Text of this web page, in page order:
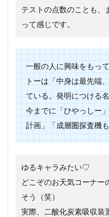
テストの点数のことも、
って感じです。
一般の人に興味をもっ
トーは「中身は最先端
ている。発明につける
今までに「ひやっしー
計画」「成層圏探査機
ゆるキャラみたい♡
どこぞのお天気コーナー
そう（笑）
実際、二酸化炭素吸収装